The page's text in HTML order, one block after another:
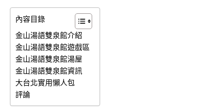
內容目錄
金山湯語雙泉館介紹
金山湯語雙泉館遊戲區
金山湯語雙泉館湯屋
金山湯語雙泉館資訊
大台北實用懶人包
評論